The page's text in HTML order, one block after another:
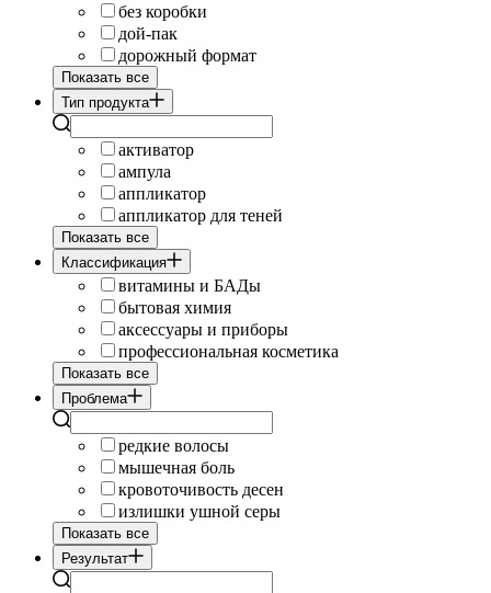
без коробки
дой-пак
дорожный формат
Показать все
Тип продукта
активатор
ампула
аппликатор
аппликатор для теней
Показать все
Классификация
витамины и БАДы
бытовая химия
аксессуары и приборы
профессиональная косметика
Показать все
Проблема
редкие волосы
мышечная боль
кровоточивость десен
излишки ушной серы
Показать все
Результат